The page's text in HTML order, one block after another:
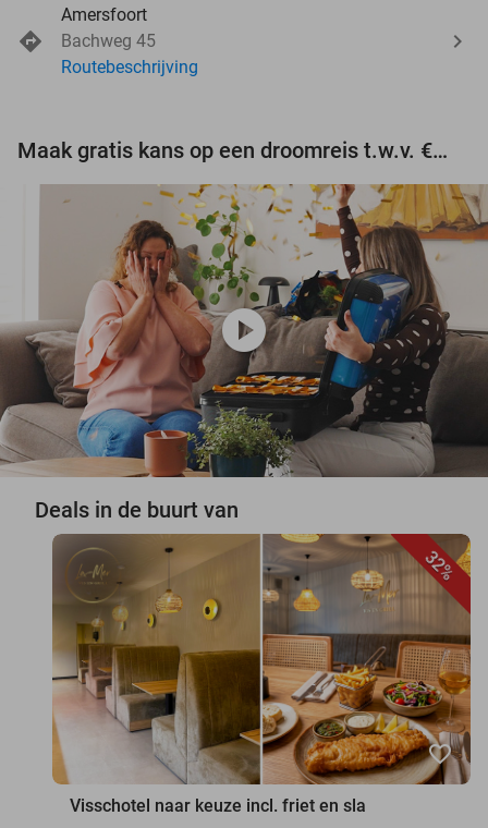
Amersfoort
Bachweg 45
Routebeschrijving
Maak gratis kans op een droomreis t.w.v. €3.000!
play_circle
Deals in de buurt van
32%
favorite_border
Visschotel naar keuze incl. friet en sla